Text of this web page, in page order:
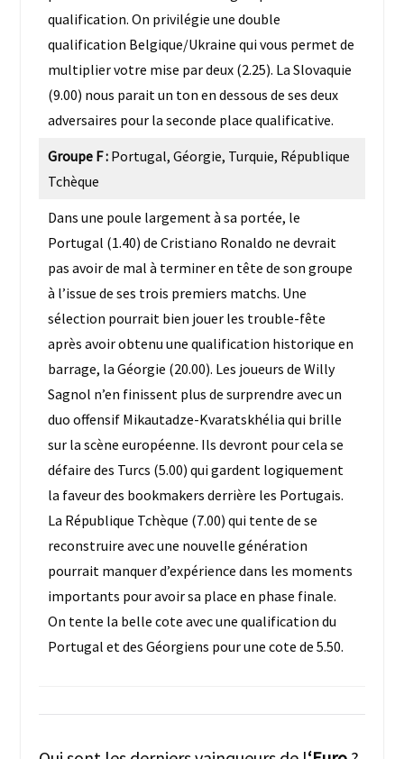
qualification. On privilégie une double
qualification Belgique/Ukraine qui vous permet de
multiplier votre mise par deux (2.25). La Slovaquie
(9.00) nous parait un ton en dessous de ses deux
adversaires pour la seconde place qualificative.
Groupe F : Portugal, Géorgie, Turquie, République
Tchèque
Dans une poule largement à sa portée, le
Portugal (1.40) de Cristiano Ronaldo ne devrait
pas avoir de mal à terminer en tête de son groupe
à l’issue de ses trois premiers matchs. Une
sélection pourrait bien jouer les trouble-fête
après avoir obtenu une qualification historique en
barrage, la Géorgie (20.00). Les joueurs de Willy
Sagnol n’en finissent plus de surprendre avec un
duo offensif Mikautadze-Kvaratskhélia qui brille
sur la scène européenne. Ils devront pour cela se
défaire des Turcs (5.00) qui gardent logiquement
la faveur des bookmakers derrière les Portugais.
La République Tchèque (7.00) qui tente de se
reconstruire avec une nouvelle génération
pourrait manquer d’expérience dans les moments
importants pour avoir sa place en phase finale.
On tente la belle cote avec une qualification du
Portugal et des Géorgiens pour une cote de 5.50.